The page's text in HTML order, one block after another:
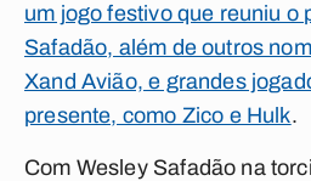
um jogo festivo que reuniu o
Safadão, além de outros
Xand Avião, e grandes
presente, como Zico e Hulk.
Com Wesley Safadão na